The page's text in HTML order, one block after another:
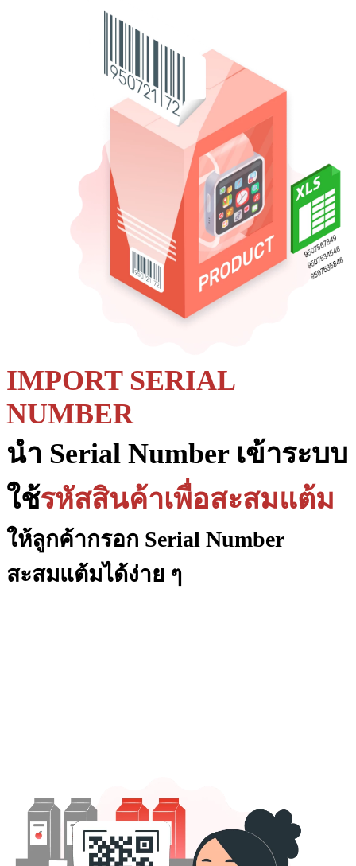
IMPORT SERIAL
NUMBER
นำ Serial Number เข้าระบบ
ใช้รหัสสินค้าเพื่อสะสมแต้ม
ให้ลูกค้ากรอก Serial Number
สะสมแต้มได้ง่าย ๆ